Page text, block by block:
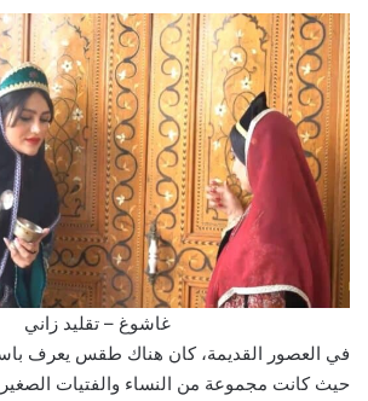
غاشوغ – تقليد زاني
في العصور القديمة، كان هناك طقس يعرف
حيث كانت مجموعة من النساء والفتيات